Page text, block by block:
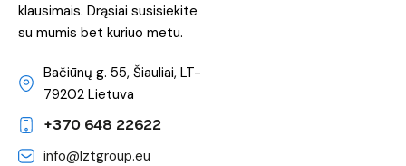
klausimais. Drąsiai susisiekite
su mumis bet kuriuo metu.
Bačiūnų g. 55, Šiauliai, LT-
79202 Lietuva
+370 648 22622
info@lztgroup.eu